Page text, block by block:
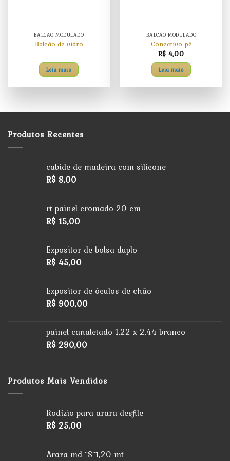
BALCÃO MODULADO
Balcão de vidro
Leia mais
BALCÃO MODULADO
Conectivo pé
R$ 4,00
Leia mais
Produtos Recentes
cabide de madeira com silicone
R$ 8,00
rt painel cromado 20 cm
R$ 15,00
Expositor de bolsa duplo
R$ 45,00
Expositor de óculos de chão
R$ 900,00
painel canaletado 1,22 x 2,44 branco
R$ 290,00
Produtos Mais Vendidos
Rodízio para arara desfile
R$ 25,00
Arara md ¨S¨1,20 mt